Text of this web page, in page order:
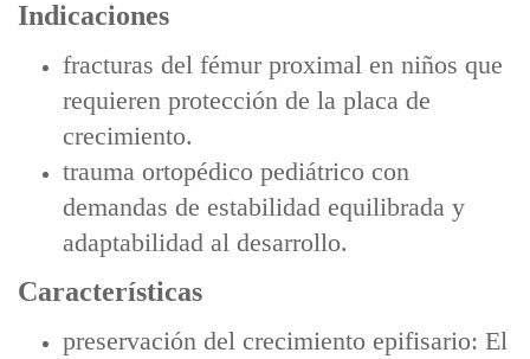
Indicaciones
fracturas del fémur proximal en niños que
requieren protección de la placa de
crecimiento.
trauma ortopédico pediátrico con
demandas de estabilidad equilibrada y
adaptabilidad al desarrollo.
Características
preservación del crecimiento epifisario: El